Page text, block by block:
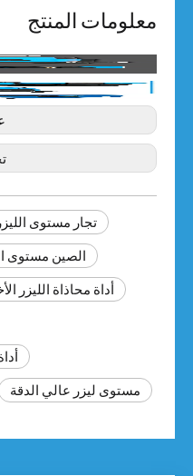
معلومات المنتج
تجار مستوى الليزر
الصين مستوى
أداة محاذاة الليزر
مستوى ليزر عالي الدقة